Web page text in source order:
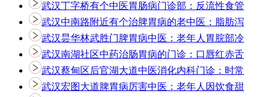
武汉丁字桥有个中医胃肠病门诊部：反流性食管
武汉中南路附近有个治脾胃病的老中医：脂肪泻
武汉昙华林武胜门脾胃病中医：老年人胃脘部冷
武汉南湖社区中药治肠胃病的门诊：口唇红赤舌
武汉蔡甸区后官湖大道中医消化内科门诊：时常
武汉宏图大道脾胃病厉害中医：老年人因饮食甜